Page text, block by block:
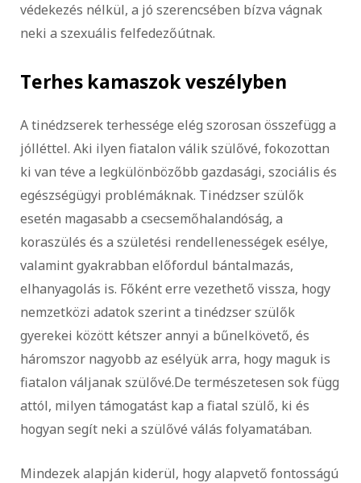
védekezés nélkül, a jó szerencsében bízva vágnak
neki a szexuális felfedezőútnak.
Terhes kamaszok veszélyben
A tinédzserek terhessége elég szorosan összefügg a
jólléttel. Aki ilyen fiatalon válik szülővé, fokozottan
ki van téve a legkülönbözőbb gazdasági, szociális és
egészségügyi problémáknak. Tinédzser szülők
esetén magasabb a csecsemőhalandóság, a
koraszülés és a születési rendellenességek esélye,
valamint gyakrabban előfordul bántalmazás,
elhanyagolás is. Főként erre vezethető vissza, hogy
nemzetközi adatok szerint a tinédzser szülők
gyerekei között kétszer annyi a bűnelkövető, és
háromszor nagyobb az esélyük arra, hogy maguk is
fiatalon váljanak szülővé.De természetesen sok függ
attól, milyen támogatást kap a fiatal szülő, ki és
hogyan segít neki a szülővé válás folyamatában.
Mindezek alapján kiderül, hogy alapvető fontosságú